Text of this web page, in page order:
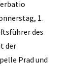
1.
des
der
Prad und